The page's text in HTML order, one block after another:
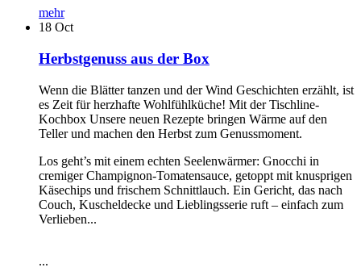
mehr
18 Oct
Herbstgenuss aus der Box
Wenn die Blätter tanzen und der Wind Geschichten erzählt, ist
es Zeit für herzhafte Wohlfühlküche! Mit der Tischline-
Kochbox Unsere neuen Rezepte bringen Wärme auf den
Teller und machen den Herbst zum Genussmoment.
Los geht’s mit einem echten Seelenwärmer: Gnocchi in
cremiger Champignon-Tomatensauce, getoppt mit knusprigen
Käsechips und frischem Schnittlauch. Ein Gericht, das nach
Couch, Kuscheldecke und Lieblingsserie ruft – einfach zum
Verlieben...
...